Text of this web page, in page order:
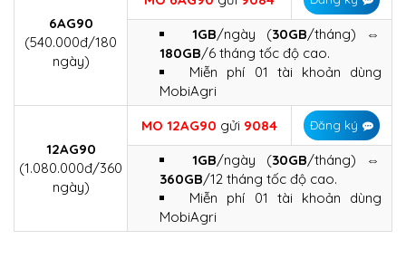
6AG90
(540.000đ/180
ngày)
1GB/ngày (30GB/tháng) ⇔
180GB/6 tháng tốc độ cao.
Miễn phí 01 tài khoản dùng
MobiAgri
12AG90
(1.080.000đ/360
ngày)
MO 12AG90 gửi 9084 Đăng ký
1GB/ngày (30GB/tháng) ⇔
360GB/12 tháng tốc độ cao.
Miễn phí 01 tài khoản dùng
MobiAgri